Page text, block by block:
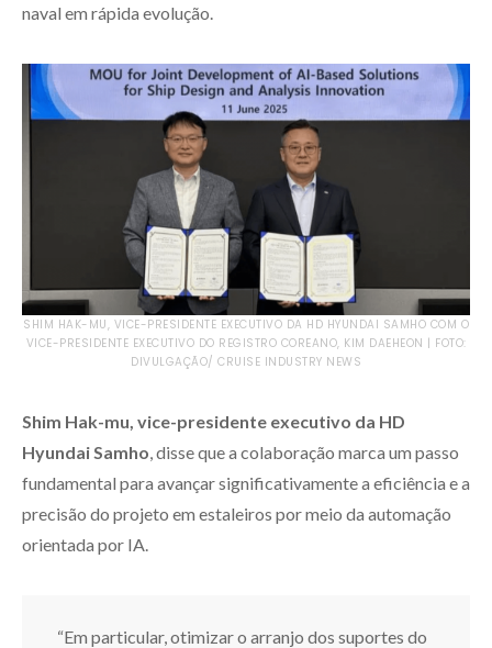
naval em rápida evolução.
SHIM HAK-MU, VICE-PRESIDENTE EXECUTIVO DA HD HYUNDAI SAMHO COM O
VICE-PRESIDENTE EXECUTIVO DO REGISTRO COREANO, KIM DAEHEON | FOTO:
DIVULGAÇÃO/ CRUISE INDUSTRY NEWS
Shim Hak-mu, vice-presidente executivo da HD
Hyundai Samho, disse que a colaboração marca um passo
fundamental para avançar significativamente a eficiência e a
precisão do projeto em estaleiros por meio da automação
orientada por IA.
“Em particular, otimizar o arranjo dos suportes do